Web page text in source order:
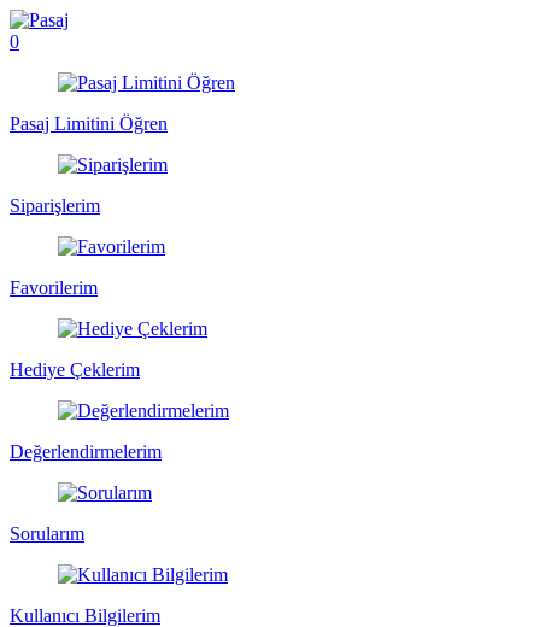
0
Pasaj Limitini Öğren
Siparişlerim
Favorilerim
Hediye Çeklerim
Değerlendirmelerim
Sorularım
Kullanıcı Bilgilerim